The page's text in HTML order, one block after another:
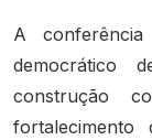
A
democrático
construção